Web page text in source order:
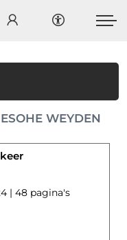
ESOHE WEYDEN
| 48 pagina's